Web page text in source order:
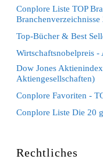
Conplore Liste TOP
Branchenverzeichnisse
Top-Bücher & Best
Wirtschaftsnobelpreis
Dow Jones
Aktiengesellschaften)
Conplore Favoriten -
Conplore Liste Die 20
Rechtliches